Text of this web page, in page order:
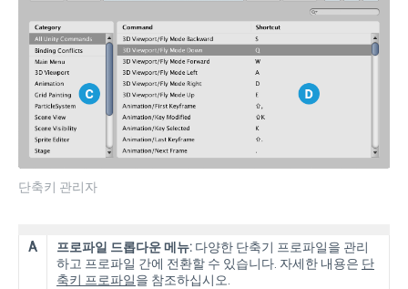
단축키 관리자
A 프로파일 드롭다운 메뉴: 다양한 단축기 프로파일을 관리
하고 프로파일 간에 전환할 수 있습니다. 자세한 내용은 단
축키 프로파일을 참조하십시오.